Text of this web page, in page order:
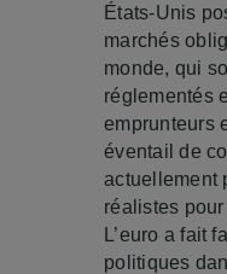
États-Unis
marchés
monde, qui
réglementés
emprunteurs
éventail de
actuellement
réalistes
L’euro a fait
politiques